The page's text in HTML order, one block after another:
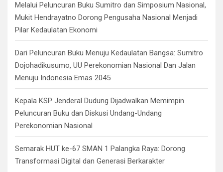
Melalui Peluncuran Buku Sumitro dan Simposium Nasional,
Mukit Hendrayatno Dorong Pengusaha Nasional Menjadi
Pilar Kedaulatan Ekonomi
Dari Peluncuran Buku Menuju Kedaulatan Bangsa: Sumitro
Dojohadikusumo, UU Perekonomian Nasional Dan Jalan
Menuju Indonesia Emas 2045
Kepala KSP Jenderal Dudung Dijadwalkan Memimpin
Peluncuran Buku dan Diskusi Undang-Undang
Perekonomian Nasional
Semarak HUT ke-67 SMAN 1 Palangka Raya: Dorong
Transformasi Digital dan Generasi Berkarakter